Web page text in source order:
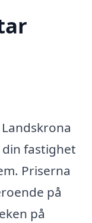
fastighet
Priserna
på
på